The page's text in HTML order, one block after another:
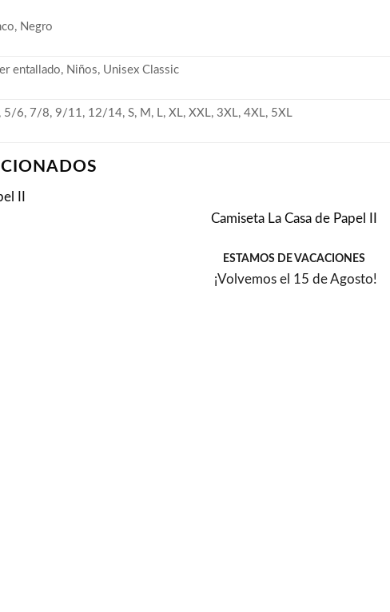
Negro
entallado, Niños, Unisex Classic
6, 7/8, 9/11, 12/14, S, M, L, XL, XXL, 3XL, 4XL, 5XL
Camiseta La Casa de Papel II
ESTAMOS DE VACACIONES
¡Volvemos el 15 de Agosto!